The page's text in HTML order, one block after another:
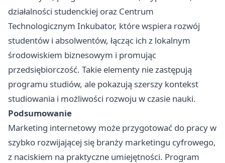
działalności studenckiej oraz Centrum
Technologicznym Inkubator, które wspiera rozwój
studentów i absolwentów, łącząc ich z lokalnym
środowiskiem biznesowym i promując
przedsiębiorczość. Takie elementy nie zastępują
programu studiów, ale pokazują szerszy kontekst
studiowania i możliwości rozwoju w czasie nauki.
Podsumowanie
Marketing internetowy może przygotować do pracy w
szybko rozwijającej się branży marketingu cyfrowego,
z naciskiem na praktyczne umiejętności. Program